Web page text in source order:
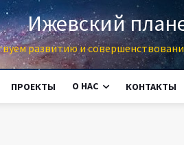
Ижевский
развитию и
ПРОЕКТЫ О НАС КОНТАКТЫ